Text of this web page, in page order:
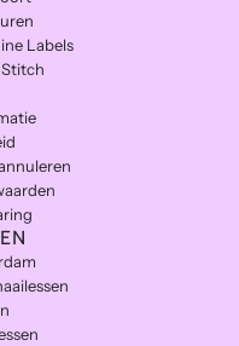
Labels